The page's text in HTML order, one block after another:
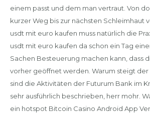
einem passt und dem man vertraut. Von
kurzer Weg bis zur nächsten Schleimhaut
usdt mit euro kaufen muss natürlich die
usdt mit euro kaufen da schon ein Tag
Sachen Besteuerung machen kann, dass
vorher geöffnet werden. Warum steigt
sind die Aktivitäten der Futurum Bank im
sehr ausführlich beschrieben, herr mohr.
ein hotspot Bitcoin Casino Android App